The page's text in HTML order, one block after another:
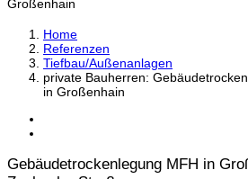
Großenhain
Home
Referenzen
Tiefbau/Außenanlagen
private Bauherren:
in Großenhain
Gebäudetrockenlegung MFH in